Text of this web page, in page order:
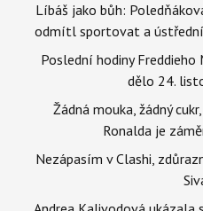
Líbáš jako bůh:
odmítl sportovat a
Poslední hodiny Freddieho
dělo 24.
Žádná mouka, žádný
Ronalda je
Nezápasím v Clashi,